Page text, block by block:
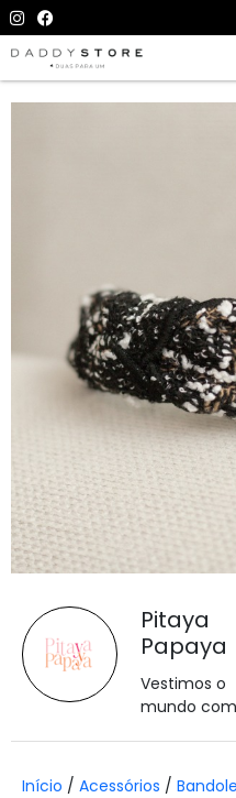
Pitaya
Papaya
Vestimos o
mundo
Início / Acessórios /